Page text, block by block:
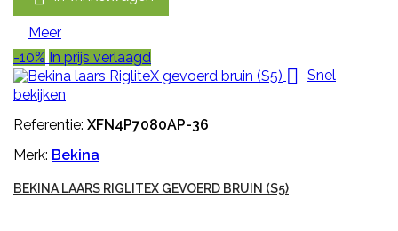
Meer
-10% In prijs verlaagd
 Snel
bekijken
Referentie: XFN4P7080AP-36
Merk: Bekina
BEKINA LAARS RIGLITEX GEVOERD BRUIN (S5)